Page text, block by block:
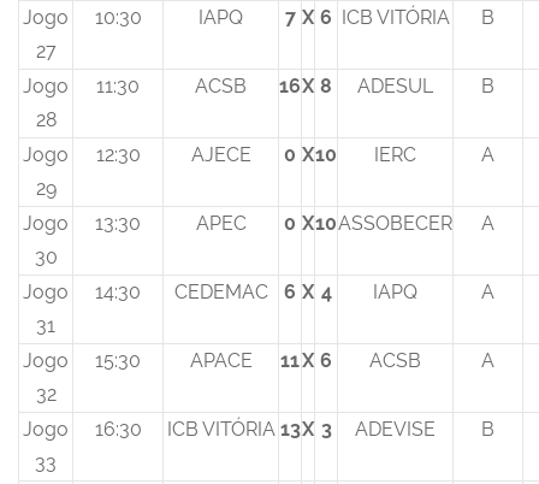
Jogo
27
10:30 IAPQ 7 X 6 ICB VITÓRIA B
Jogo
28
11:30 ACSB 16X 8 ADESUL B
Jogo
29
12:30 AJECE 0 X10 IERC A
Jogo
30
13:30 APEC 0 X10ASSOBECER A
Jogo
31
14:30 CEDEMAC 6 X 4 IAPQ A
Jogo
32
15:30 APACE 11X 6 ACSB A
Jogo
33
16:30 ICB VITÓRIA 13X 3 ADEVISE B